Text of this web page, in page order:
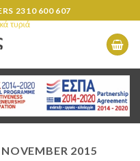
2310 600 607
NOVEMBER 2015